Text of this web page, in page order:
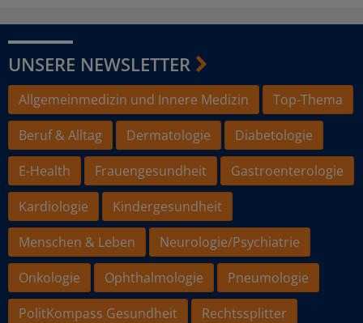
UNSERE NEWSLETTER
Allgemeinmedizin und Innere Medizin
Top-Thema
Beruf & Alltag
Dermatologie
Diabetologie
E-Health
Frauengesundheit
Gastroenterologie
Kardiologie
Kindergesundheit
Menschen & Leben
Neurologie/Psychiatrie
Onkologie
Ophthalmologie
Pneumologie
PolitKompass Gesundheit
Rechtssplitter